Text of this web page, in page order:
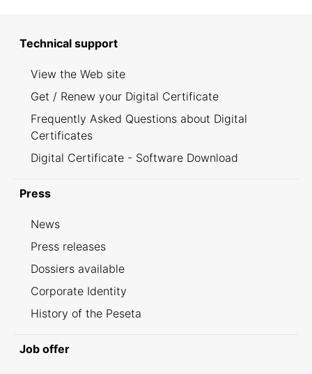
Technical support
View the Web site
Get / Renew your Digital Certificate
Frequently Asked Questions about Digital
Certificates
Digital Certificate - Software Download
Press
News
Press releases
Dossiers available
Corporate Identity
History of the Peseta
Job offer